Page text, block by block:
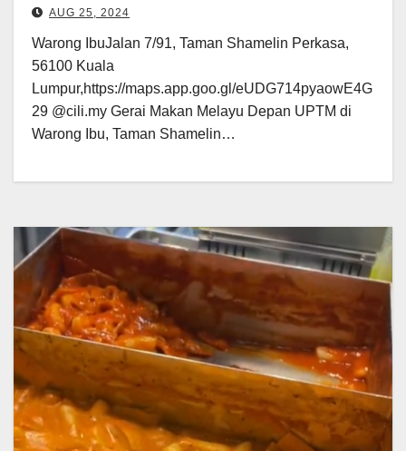
AUG 25, 2024
Warong IbuJalan 7/91, Taman Shamelin Perkasa,
56100 Kuala
Lumpur,https://maps.app.goo.gl/eUDG714pyaowE4G
29 @cili.my Gerai Makan Melayu Depan UPTM di
Warong Ibu, Taman Shamelin…